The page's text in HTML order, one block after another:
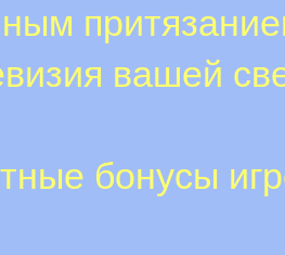
вашей
бонусы